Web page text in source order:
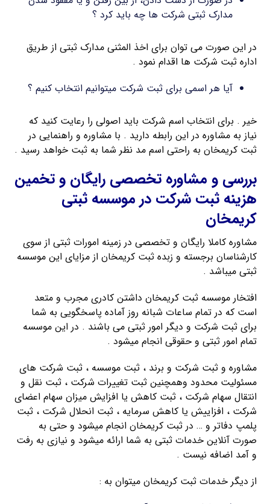
مدارک ثبتی شرکت ها چه باید کرد ؟
در این صورت می توان برای اخذ المثنی مدارک ثبتی از طریق
اداره ثبت شرکت ها اقدام نمود .
آیا هر اسمی برای ثبت شرکت میتوانیم انتخاب کنیم ؟
خیر . برای انتخاب اسم شرکت باید اصولی را رعایت کنید که
نیاز به مشاوره در این رابطه دارید . با مشاوره و راهنمایی در
ثبت کریمخان به راحتی اسم مد نظر شما به ثبت خواهد رسید .
بررسی و مشاوره تخصصی رایگان و تخمین
هزینه ثبت شرکت در موسسه ثبتی
کریمخان
مشاوره کاملا رایگان و تخصصی در زمینه امورات ثبتی از سوی
کارشناسان برجسته و زبده ثبت کریمخان از مزایای این موسسه
ثبتی میباشد .
افتخار موسسه ثبت کریمخان داشتن کادری مجرب و متعد
است که در تمام ساعات شبانه روز آماده پاسخگویی به شما
برای ثبت شرکت و دیگر امور ثبتی می باشند . در این موسسه
تمام امور ثبتی و حقوقی انجام میشود .
مشاوره و ثبت شرکت و برند ، ثبت موسسه ، ثبت شرکت های
مسئولیت محدود وهمچنین ثبت تغییرات شرکت ، ثبت نقل و
انتقال سهام شرکت ، ثبت کاهش یا افزایش میزان سهام اعضای
شرکت ، افزاییش یا کاهش سرمایه ، ثبت انحلال شرکت ، ثبت
پلمپ دفاتر و … در ثبت کریمخان انجام میشود و حتی به
صورت آنلاین خدمات ثبتی به شما ارائه میشود و نیازی به رفت
و آمد اضافه نیست .
از دیگر خدمات ثبت کریمخان میتوان به :